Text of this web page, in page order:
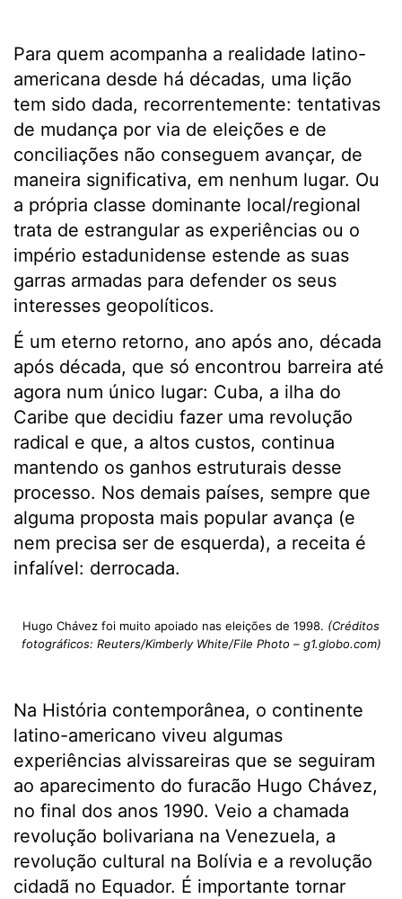
Para quem acompanha a realidade latino-
americana desde há décadas, uma lição
tem sido dada, recorrentemente: tentativas
de mudança por via de eleições e de
conciliações não conseguem avançar, de
maneira significativa, em nenhum lugar. Ou
a própria classe dominante local/regional
trata de estrangular as experiências ou o
império estadunidense estende as suas
garras armadas para defender os seus
interesses geopolíticos.
É um eterno retorno, ano após ano, década
após década, que só encontrou barreira até
agora num único lugar: Cuba, a ilha do
Caribe que decidiu fazer uma revolução
radical e que, a altos custos, continua
mantendo os ganhos estruturais desse
processo. Nos demais países, sempre que
alguma proposta mais popular avança (e
nem precisa ser de esquerda), a receita é
infalível: derrocada.
Hugo Chávez foi muito apoiado nas eleições de 1998. (Créditos
fotográficos: Reuters/Kimberly White/File Photo – g1.globo.com)
Na História contemporânea, o continente
latino-americano viveu algumas
experiências alvissareiras que se seguiram
ao aparecimento do furacão Hugo Chávez,
no final dos anos 1990. Veio a chamada
revolução bolivariana na Venezuela, a
revolução cultural na Bolívia e a revolução
cidadã no Equador. É importante tornar